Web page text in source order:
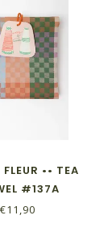
•• TEA
#137A
CHECK
€11,90